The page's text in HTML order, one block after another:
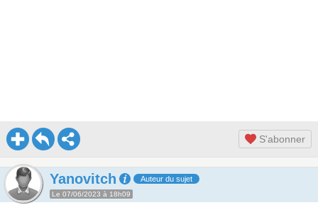
S'abonner
Yanovitch Auteur du sujet
Le 07/06/2023 à 18h09